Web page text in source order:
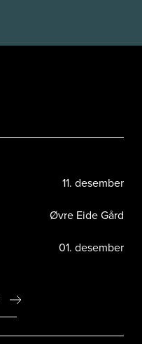
11. desember
Øvre Eide Gård
01. desember